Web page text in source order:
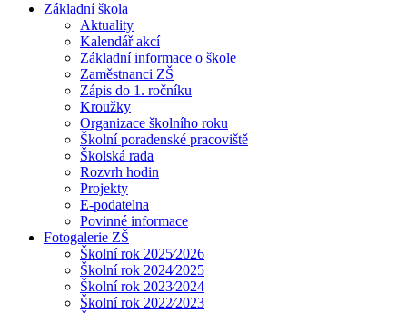
Základní škola
Aktuality
Kalendář akcí
Základní informace o škole
Zaměstnanci ZŠ
Zápis do 1. ročníku
Kroužky
Organizace školního roku
Školní poradenské pracoviště
Školská rada
Rozvrh hodin
Projekty
E-podatelna
Povinné informace
Fotogalerie ZŠ
Školní rok 2025⁄2026
Školní rok 2024⁄2025
Školní rok 2023⁄2024
Školní rok 2022⁄2023